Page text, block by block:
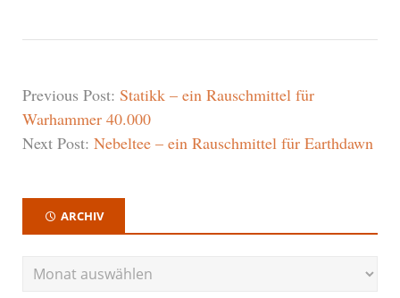
Previous Post: Statikk – ein Rauschmittel für
Warhammer 40.000
Next Post: Nebeltee – ein Rauschmittel für Earthdawn
ARCHIV